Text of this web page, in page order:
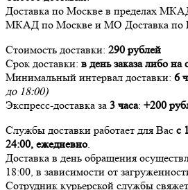
Доставка по Москве в пределах
МКАД по Москве и МО Доставка по
Стоимость доставки: 290 рублей
Срок доставки: в день заказа либо
Минимальный интервал доставки: 6
до 18:00)
Экспресс-доставка за 3 часа: +200
Службы доставки работает для Вас с
24:00, ежедневно.
Доставка в день обращения
18:00, в зависимости от
Сотрудник курьерской службы